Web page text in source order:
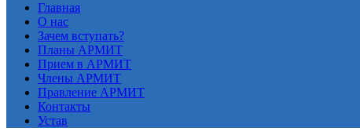
Главная
О нас
Зачем вступать?
Планы АРМИТ
Прием в АРМИТ
Члены АРМИТ
Правление АРМИТ
Контакты
Устав